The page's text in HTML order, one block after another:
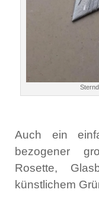
Auch ein
bezogener
Rosette,
künstlichem